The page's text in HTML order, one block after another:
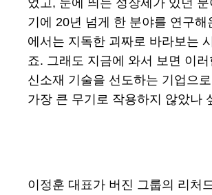
었고, 눈에 띄는 성장세가 있던
기에 20년 넘게 한 분야를 연구해
에서는 지독한 괴짜로 바라보는
죠. 그래도 지금에 와서 보면 이러
신소재 기술을 선도하는 기업으로
가장 큰 무기로 작용하지 않았나
이정훈 대표가 버진 그룹의 리처